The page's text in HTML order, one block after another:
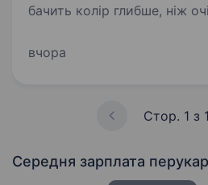
бачить колір глибше, ніж
серце, яке говорить на
вчора
Стор. 1 з
Середня зарплата